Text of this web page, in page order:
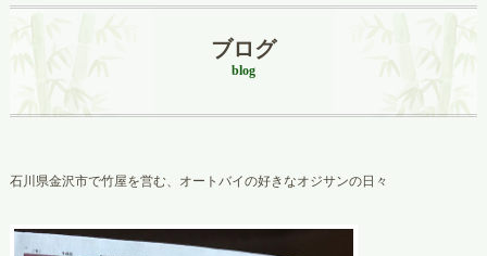
ブログ
blog
石川県金沢市で竹屋を営む、オートバイの好きなオジサンの日々